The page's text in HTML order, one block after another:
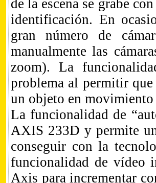
de la escena se grabe
identificación. En
gran número de
manualmente las
zoom). La
problema al permitir que
un objeto en movimiento
La funcionalidad de
AXIS 233D y permite
conseguir con la
funcionalidad de vídeo
Axis para incrementar